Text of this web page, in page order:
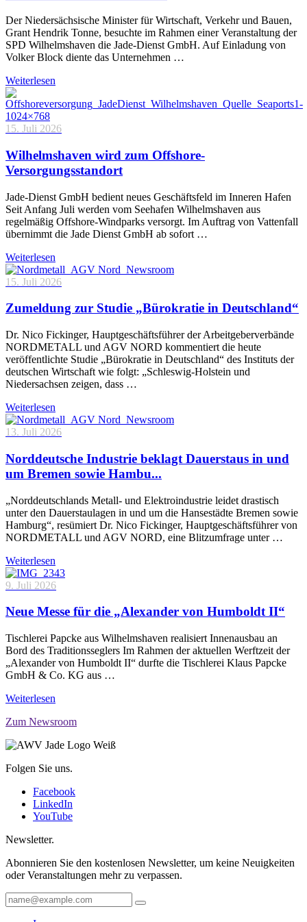
Der Niedersächsische Minister für Wirtschaft, Verkehr und Bauen,
Grant Hendrik Tonne, besuchte im Rahmen einer Veranstaltung der
SPD Wilhelmshaven die Jade-Dienst GmbH. Auf Einladung von
Volker Block diente das Unternehmen …
Weiterlesen
15. Juli 2026
Wilhelmshaven wird zum Offshore-
Versorgungsstandort
Jade-Dienst GmbH bedient neues Geschäftsfeld im Inneren Hafen
Seit Anfang Juli werden vom Seehafen Wilhelmshaven aus
regelmäßig Offshore-Windparks versorgt. Im Auftrag von Vattenfall
übernimmt die Jade Dienst GmbH ab sofort …
Weiterlesen
15. Juli 2026
Zumeldung zur Studie „Bürokratie in Deutschland“
Dr. Nico Fickinger, Hauptgeschäftsführer der Arbeitgeberverbände
NORDMETALL und AGV NORD kommentiert die heute
veröffentlichte Studie „Bürokratie in Deutschland“ des Instituts der
deutschen Wirtschaft wie folgt: „Schleswig-Holstein und
Niedersachsen zeigen, dass …
Weiterlesen
13. Juli 2026
Norddeutsche Industrie beklagt Dauerstaus in und
um Bremen sowie Hambu...
„Norddeutschlands Metall- und Elektroindustrie leidet drastisch
unter den Dauerstaulagen in und um die Hansestädte Bremen sowie
Hamburg“, resümiert Dr. Nico Fickinger, Hauptgeschäftsführer von
NORDMETALL und AGV NORD, eine Blitzumfrage unter …
Weiterlesen
9. Juli 2026
Neue Messe für die „Alexander von Humboldt II“
Tischlerei Papcke aus Wilhelmshaven realisiert Innenausbau an
Bord des Traditionsseglers Im Rahmen der aktuellen Werftzeit der
„Alexander von Humboldt II“ durfte die Tischlerei Klaus Papcke
GmbH & Co. KG aus …
Weiterlesen
Zum Newsroom
Folgen Sie uns.
Facebook
LinkedIn
YouTube
Newsletter.
Abonnieren Sie den kostenlosen Newsletter, um keine Neuigkeiten
oder Veranstaltungen mehr zu verpassen.